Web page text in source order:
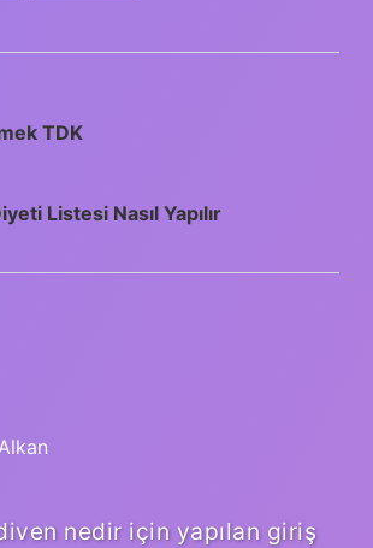
TDK
Listesi Nasıl Yapılır
nedir için yapılan giriş